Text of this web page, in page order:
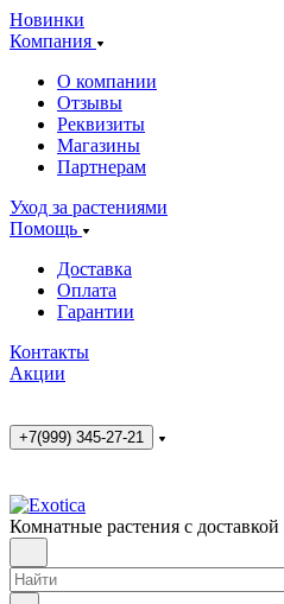
Новинки
Компания
О компании
Отзывы
Реквизиты
Магазины
Партнерам
Уход за растениями
Помощь
Доставка
Оплата
Гарантии
Контакты
Акции
+7(999) 345-27-21
Комнатные растения с